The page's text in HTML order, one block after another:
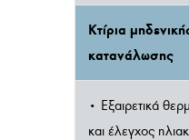
Κτίρια
κατανάλωσης
• Εξαιρετικά
και έλεγχος